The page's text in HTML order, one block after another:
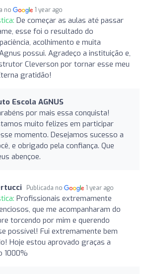
no 1 year ago
De começar as aulas até passar
esse foi o resultado do
acolhimento e muita
possui. Agradeço a instituição e,
Cleverson por tornar esse meu
gratidão!
Escola AGNUS
por mais essa conquista!
muito felizes em participar
momento. Desejamos sucesso a
e obrigado pela confiança. Que
abençoe.
Publicada no 1 year ago
Profissionais extremamente
que me acompanharam do
torcendo por mim e querendo
possível! Fui extremamente bem
Hoje estou aprovado graças a
1000%